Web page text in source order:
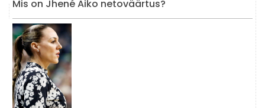
Mis on Jhené Aiko netoväärtus?